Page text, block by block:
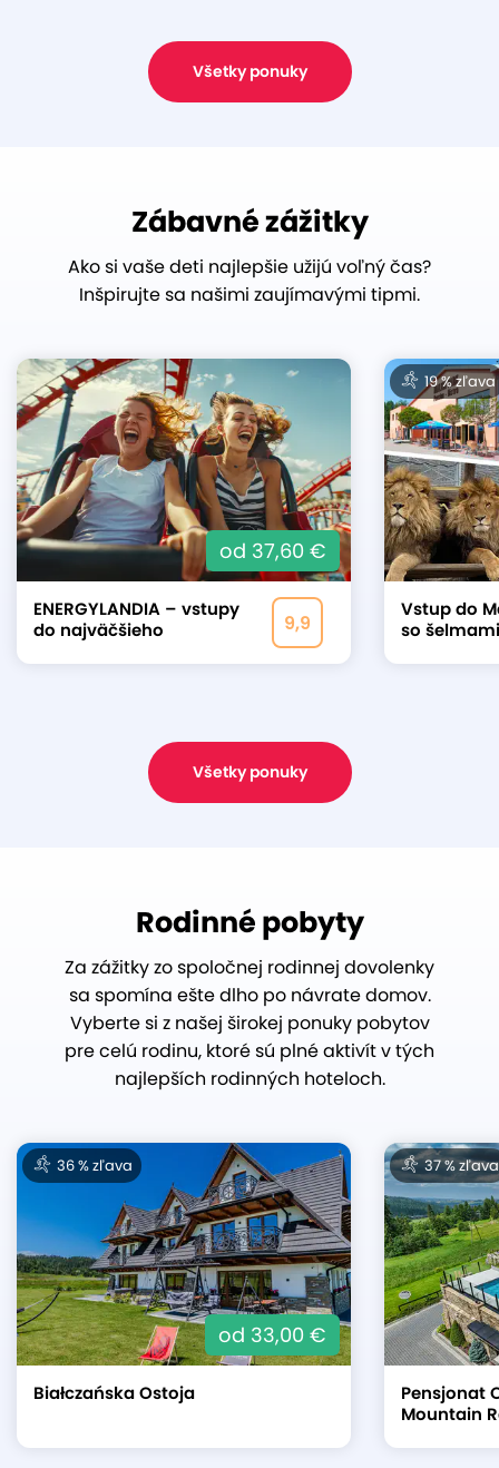
Všetky ponuky
Zábavné zážitky
Ako si vaše deti najlepšie užijú voľný čas?
Inšpirujte sa našimi zaujímavými tipmi.
od 37,60 €
9,9
ENERGYLANDIA – vstupy
do najväčšieho
19 % zľava
Vstup do
so šelmami
Všetky ponuky
Rodinné pobyty
Za zážitky zo spoločnej rodinnej dovolenky
sa spomína ešte dlho po návrate domov.
Vyberte si z našej širokej ponuky pobytov
pre celú rodinu, ktoré sú plné aktivít v tých
najlepších rodinných hoteloch.
36 % zľava
od 33,00 €
Białczańska Ostoja
37 % zľava
Pensjonat
Mountain